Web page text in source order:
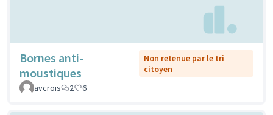
Bornes anti-
moustiques
Non retenue par le tri
citoyen
avcrois
2 6